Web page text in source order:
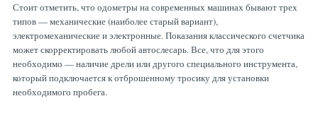
Стоит отметить, что одометры на современных машинах бывают трех
типов — механические (наиболее старый вариант),
электромеханические и электронные. Показания классического счетчика
может скорректировать любой автослесарь. Все, что для этого
необходимо — наличие дрели или другого специального инструмента,
который подключается к отброшенному тросику для установки
необходимого пробега.